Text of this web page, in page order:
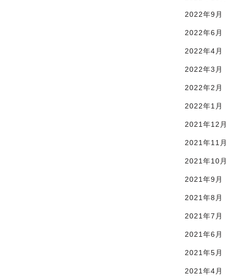
2022年9月
2022年6月
2022年4月
2022年3月
2022年2月
2022年1月
2021年12月
2021年11月
2021年10月
2021年9月
2021年8月
2021年7月
2021年6月
2021年5月
2021年4月